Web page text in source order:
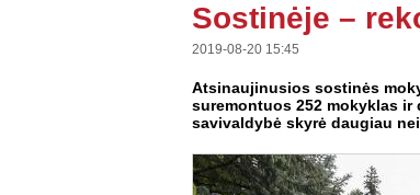
Sostinėje –
2019-08-20 15:45
Atsinaujinusios sostinės
suremontuos 252 mokyklas
savivaldybė skyrė daugiau